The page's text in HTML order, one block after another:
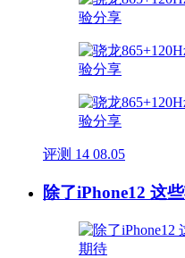
评测 14 08.05
除了iPhone12 这